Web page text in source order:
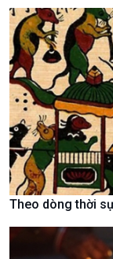
Chính trị
Tin Chính trị
Theo dòng thời